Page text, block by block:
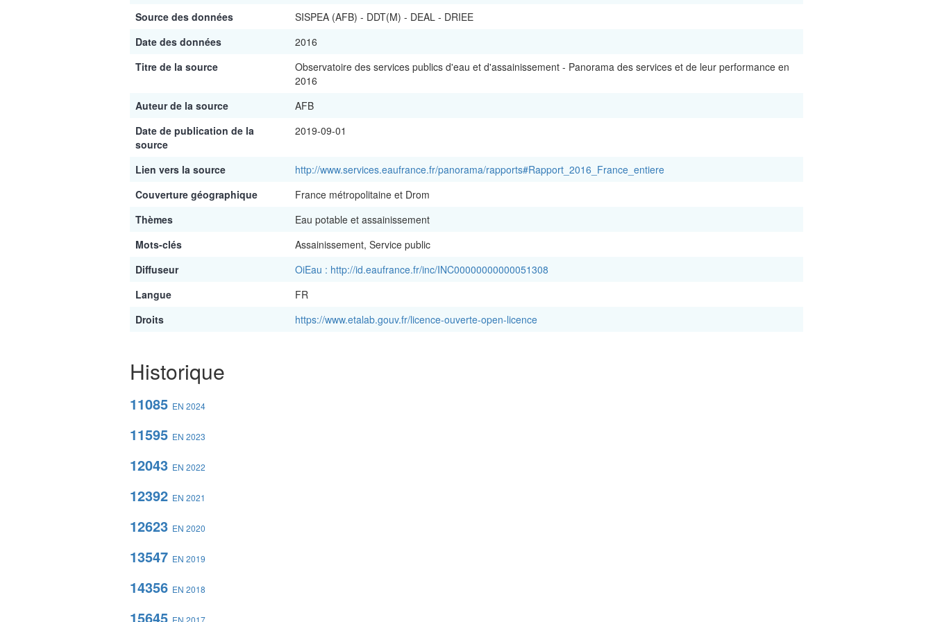
Source des données
SISPEA (AFB) - DDT(M) - DEAL - DRIEE
Date des données
2016
Titre de la source
Observatoire des services publics d'eau et d'assainissement - Panorama des services et de leur performance en
2016
Auteur de la source
AFB
Date de publication de la
source
2019-09-01
Lien vers la source
http://www.services.eaufrance.fr/panorama/rapports#Rapport_2016_France_entiere
Couverture géographique
France métropolitaine et Drom
Thèmes
Eau potable et assainissement
Mots-clés
Assainissement, Service public
Diffuseur
OiEau : http://id.eaufrance.fr/inc/INC00000000000051308
Langue
FR
Droits
https://www.etalab.gouv.fr/licence-ouverte-open-licence
Historique
11085 EN 2024
11595 EN 2023
12043 EN 2022
12392 EN 2021
12623 EN 2020
13547 EN 2019
14356 EN 2018
15645 EN 2017